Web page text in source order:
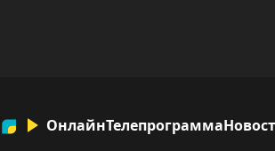
ОнлайнТелепрограмма